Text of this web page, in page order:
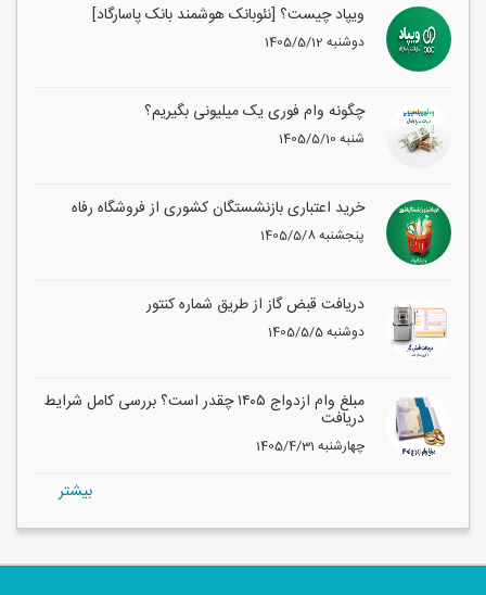
ویپاد چیست؟ [نئوبانک هوشمند بانک پاسارگاد]
1405/5/12 دوشنبه
چگونه وام فوری یک میلیونی بگیریم؟
1405/5/10 شنبه
خرید اعتباری بازنشستگان کشوری از فروشگاه رفاه
1405/5/8 پنجشنبه
دریافت قبض گاز از طریق شماره کنتور
1405/5/5 دوشنبه
مبلغ وام ازدواج ۱۴۰۵ چقدر است؟ بررسی کامل شرایط
دریافت
1405/4/31 چهارشنبه
بيشتر